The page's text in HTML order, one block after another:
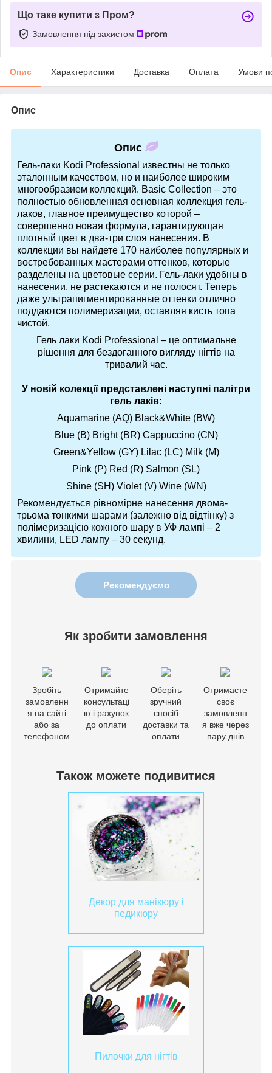
Що таке купити з Пром?
Замовлення під захистом
Опис Характеристики Доставка Оплата Умови
Опис
Опис
Гель-лаки Kodi Professional известны не только
эталонным качеством, но и наиболее широким
многообразием коллекций. Basic Collection – это
полностью обновленная основная коллекция гель-
лаков, главное преимущество которой –
совершенно новая формула, гарантирующая
плотный цвет в два-три слоя нанесения. В
коллекции вы найдете 170 наиболее популярных и
востребованных мастерами оттенков, которые
разделены на цветовые серии. Гель-лаки удобны в
нанесении, не растекаются и не полосят. Теперь
даже ультрапигментированные оттенки отлично
поддаются полимеризации, оставляя кисть топа
чистой.
Гель лаки Kodi Professional – це оптимальне
рішення для бездоганного вигляду нігтів на
тривалий час.
У новій колекції представлені наступні палітри
гель лаків:
Aquamarine (AQ) Black&White (BW)
Blue (B) Bright (BR) Cappuccino (CN)
Green&Yellow (GY) Lilac (LC) Milk (M)
Pink (P) Red (R) Salmon (SL)
Shine (SH) Violet (V) Wine (WN)
Рекомендується рівномірне нанесення двома-
трьома тонкими шарами (залежно від відтінку) з
полімеризацією кожного шару в УФ лампі – 2
хвилини, LED лампу – 30 секунд.
Рекомендуємо
Як зробити замовлення
Зробіть
замовленн
я на сайті
або за
телефоном
Отримайте
консультаці
ю і рахунок
до оплати
Оберіть
зручний
спосіб
доставки та
оплати
Отримаєте
своє
замовленн
я вже через
пару днів
Також можете подивитися
Декор для манікюру і
педикюру
Пилочки для нігтів